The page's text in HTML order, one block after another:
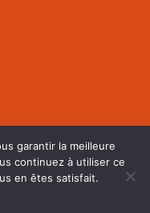
garantir la meilleure
continuez à utiliser ce
en êtes satisfait.